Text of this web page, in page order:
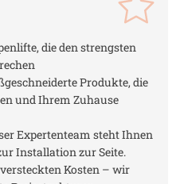
die den strengsten
Produkte, die
und Ihrem Zuhause
Expertenteam steht Ihnen
Installation zur Seite.
Kosten – wir